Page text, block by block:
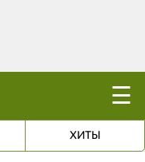
☰
ХИТЫ